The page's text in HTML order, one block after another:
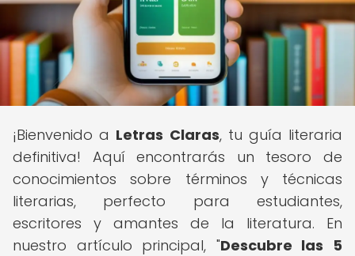
¡Bienvenido a Letras Claras, tu guía literaria
definitiva! Aquí encontrarás un tesoro de
conocimientos sobre términos y técnicas
literarias, perfecto para estudiantes,
escritores y amantes de la literatura. En
nuestro artículo principal, "Descubre las 5